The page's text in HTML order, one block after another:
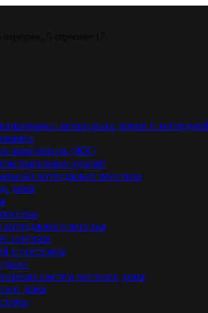
5 строение 17
загородных домов и коттеджей
комплексов (ЖК)
зданий
коттеджных поселков
дома
поселка
центров
и гостиниц
систем частного дома
дома